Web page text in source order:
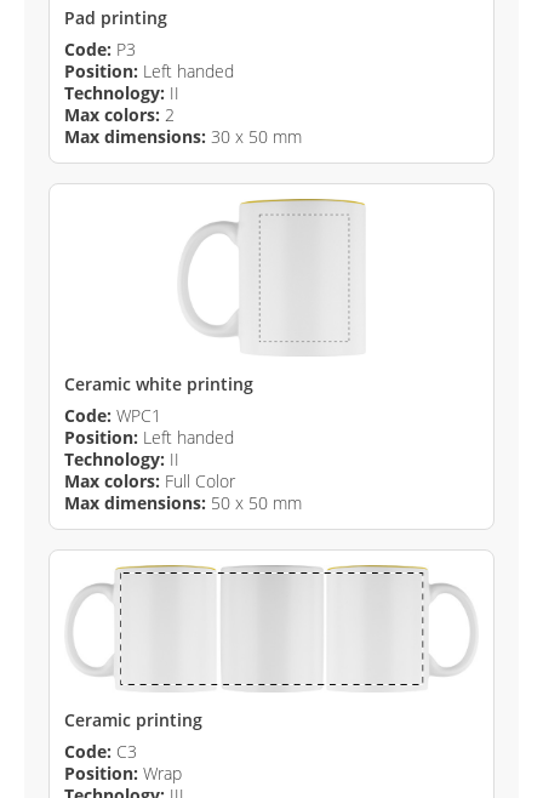
Pad printing
Code: P3
Position: Left handed
Technology: II
Max colors: 2
Max dimensions: 30 x 50 mm
Ceramic white printing
Code: WPC1
Position: Left handed
Technology: II
Max colors: Full Color
Max dimensions: 50 x 50 mm
Ceramic printing
Code: C3
Position: Wrap